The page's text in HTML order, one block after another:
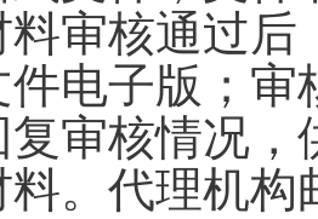
料审核通过后
件电子版；审
复审核情况，
料。代理机构